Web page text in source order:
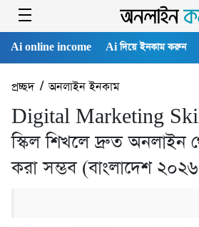
Ai online income Ai দিয়ে ইনকাম করুন
প্রচ্ছদ/অনলাইন ইনকাম
Digital Marketing
স্কিল শিখলে দ্রুত
করা সম্ভব (বাংলাদেশ